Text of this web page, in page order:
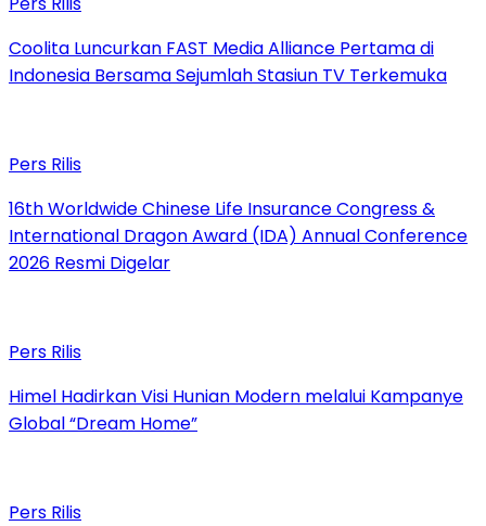
Coolita Luncurkan FAST Media Alliance Pertama di
Indonesia Bersama Sejumlah Stasiun TV Terkemuka
Pers Rilis
16th Worldwide Chinese Life Insurance Congress &
International Dragon Award (IDA) Annual Conference
2026 Resmi Digelar
Pers Rilis
Himel Hadirkan Visi Hunian Modern melalui Kampanye
Global “Dream Home”
Pers Rilis